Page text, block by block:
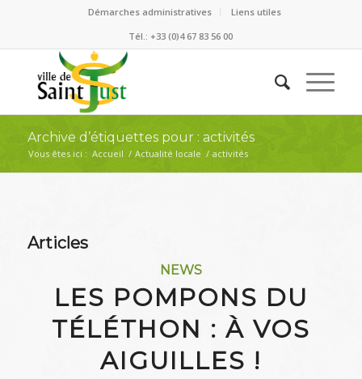
Démarches administratives
Liens utiles
Tél.: +33 (0)4 67 83 56 00
Archive d’étiquettes pour : activités
Vous êtes ici : Accueil / Actualité locale / activités
Articles
NEWS
LES POMPONS DU
TÉLÉTHON : À VOS
AIGUILLES !